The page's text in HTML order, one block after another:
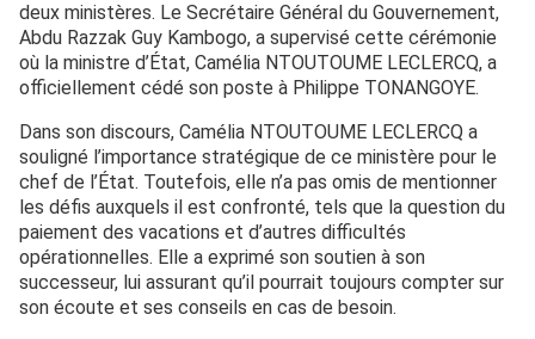
deux ministères. Le Secrétaire Général du Gouvernement,
Abdu Razzak Guy Kambogo, a supervisé cette cérémonie
où la ministre d’État, Camélia NTOUTOUME LECLERCQ, a
officiellement cédé son poste à Philippe TONANGOYE.
Dans son discours, Camélia NTOUTOUME LECLERCQ a
souligné l’importance stratégique de ce ministère pour le
chef de l’État. Toutefois, elle n’a pas omis de mentionner
les défis auxquels il est confronté, tels que la question du
paiement des vacations et d’autres difficultés
opérationnelles. Elle a exprimé son soutien à son
successeur, lui assurant qu’il pourrait toujours compter sur
son écoute et ses conseils en cas de besoin.